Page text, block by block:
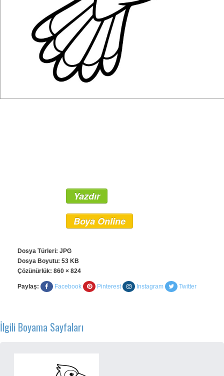
Yazdır
Boya Online
Dosya Türleri: JPG
Dosya Boyutu: 53 KB
Çözünürlük: 860 × 824
Paylaş: Facebook Pinterest Instagram Twitter
İlgili Boyama Sayfaları